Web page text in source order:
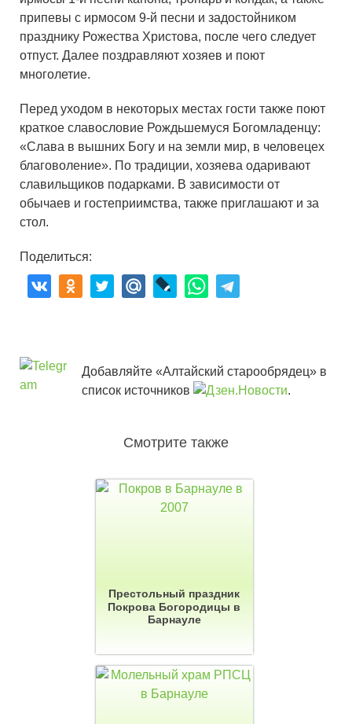
припевы с ирмосом 9-й песни и задостойником
празднику Рожества Христова, после чего следует
отпуст. Далее поздравляют хозяев и поют
многолетие.
Перед уходом в некоторых местах гости также поют
краткое славословие Рождьшемуся Богомладенцу:
«Слава в вышних Богу и на земли мир, в человецех
благоволение». По традиции, хозяева одаривают
славильщиков подарками. В зависимости от
обычаев и гостеприимства, также приглашают и за
стол.
Поделиться:
Добавляйте «Алтайский старообрядец» в
список источников
.
Смотрите также
Престольный праздник
Покрова Богородицы в
Барнауле